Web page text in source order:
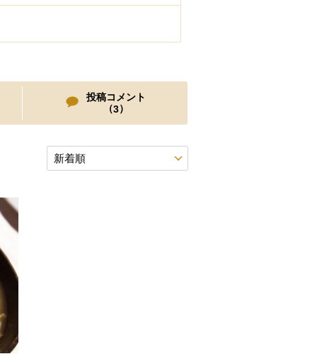
投稿コメント
（3）